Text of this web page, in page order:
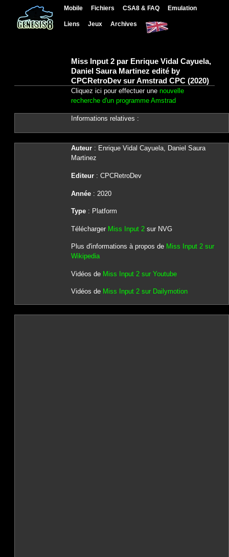
Mobile Fichiers CSA8 & FAQ Emulation
Liens Jeux Archives
Miss Input 2 par Enrique Vidal Cayuela,
Daniel Saura Martinez edité by
CPCRetroDev sur Amstrad CPC (2020)
Cliquez ici pour effectuer une nouvelle
recherche d'un programme Amstrad
Informations relatives :
Auteur: Enrique Vidal Cayuela, Daniel Saura
Martinez
Editeur: CPCRetroDev
Année: 2020
Type: Platform
Télécharger Miss Input 2sur NVG
Plus d'informations à propos de Miss Input 2 sur
Wikipedia
Vidéos de Miss Input 2 sur Youtube
Vidéos de Miss Input 2 sur Dailymotion